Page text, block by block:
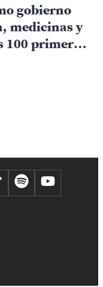
gobierno
medicinas y
100 primeros